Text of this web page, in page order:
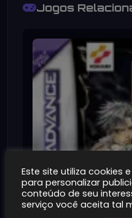
Jogos
Este site utiliza cookies
para personalizar
conteúdo de seu
serviço você aceita tal